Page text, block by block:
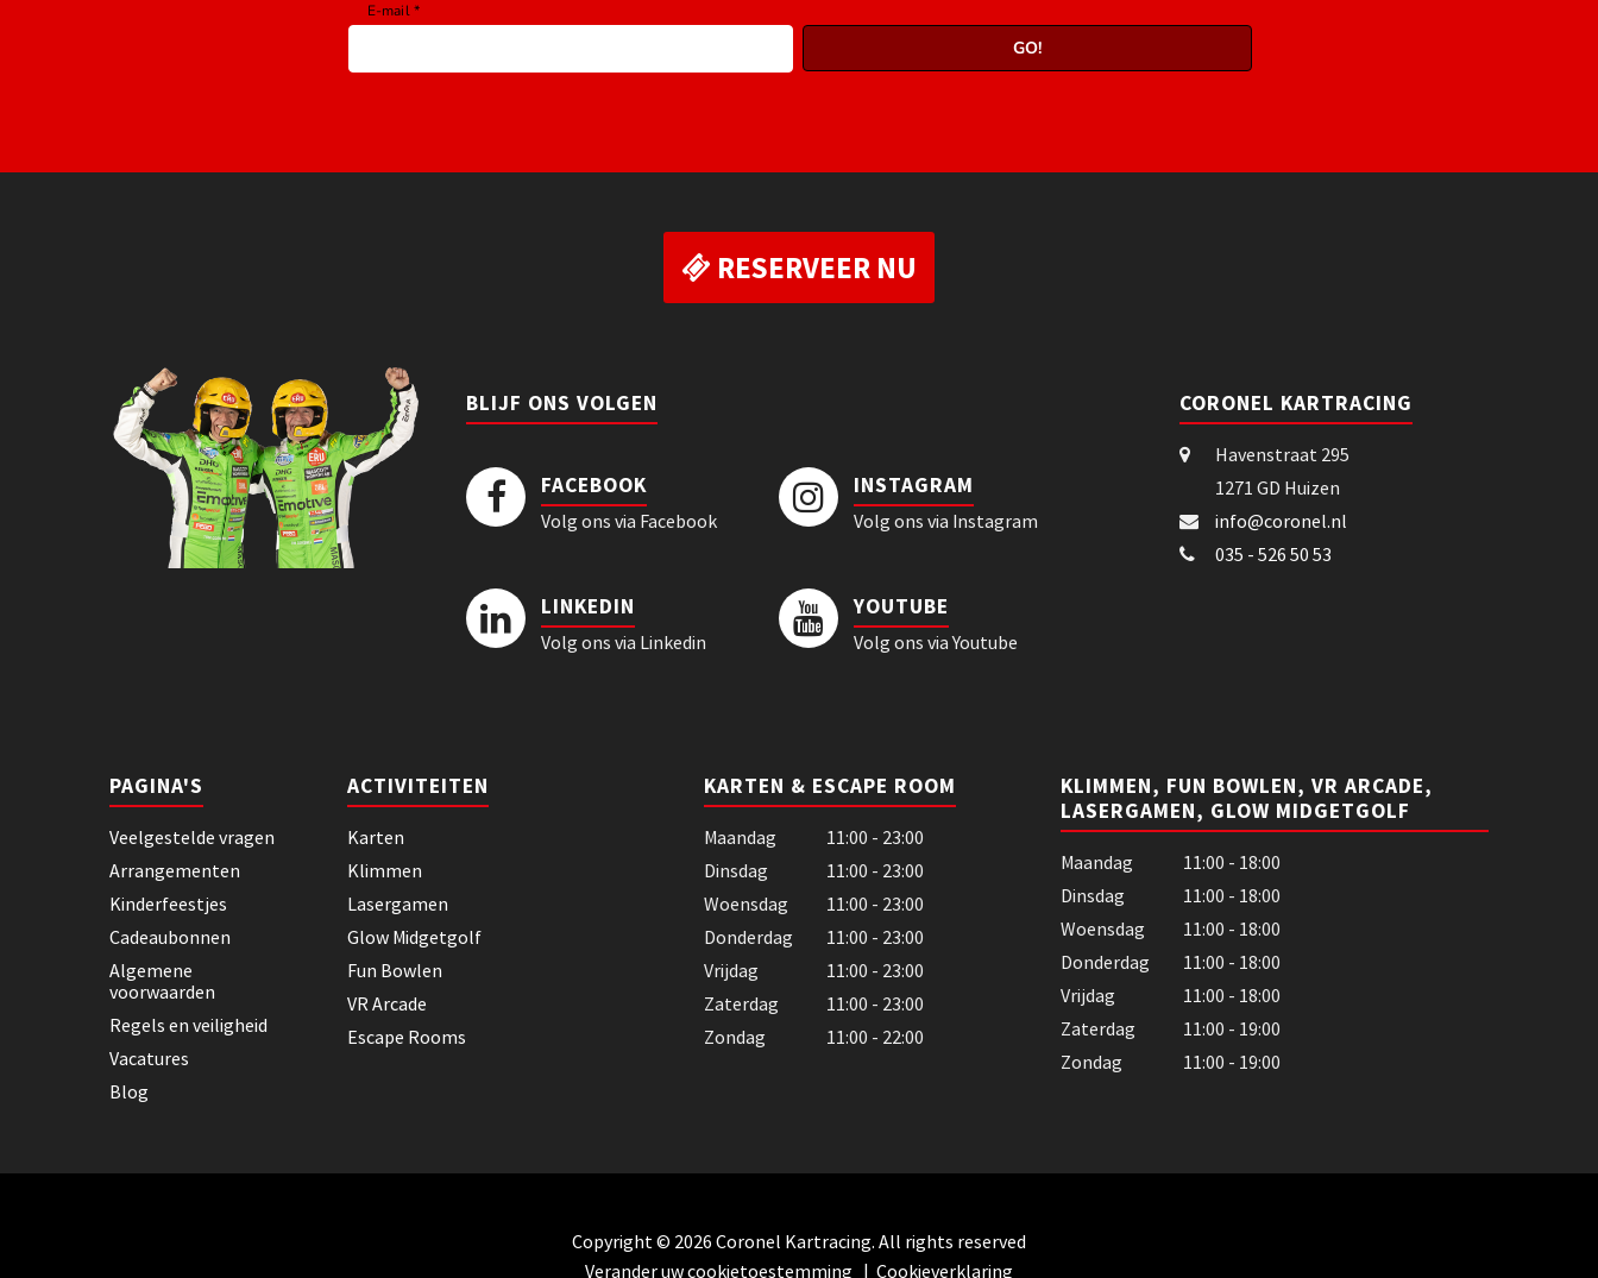
RESERVEER NU
BLIJF ONS VOLGEN
FACEBOOK
Volg ons via Facebook
INSTAGRAM
Volg ons via Instagram
LINKEDIN
Volg ons via Linkedin
YOUTUBE
Volg ons via Youtube
CORONEL KARTRACING
Havenstraat 295
1271 GD Huizen
info@coronel.nl
035 - 526 50 53
PAGINA'S
Veelgestelde vragen
Arrangementen
Kinderfeestjes
Cadeaubonnen
Algemene
voorwaarden
Regels en veiligheid
Vacatures
Blog
ACTIVITEITEN
Karten
Klimmen
Lasergamen
Glow Midgetgolf
Fun Bowlen
VR Arcade
Escape Rooms
KARTEN & ESCAPE ROOM
Maandag
11:00 - 23:00
Dinsdag
11:00 - 23:00
Woensdag
11:00 - 23:00
Donderdag
11:00 - 23:00
Vrijdag
11:00 - 23:00
Zaterdag
11:00 - 23:00
Zondag
11:00 - 22:00
KLIMMEN, FUN BOWLEN, VR ARCADE,
LASERGAMEN, GLOW MIDGETGOLF
Maandag
11:00 - 18:00
Dinsdag
11:00 - 18:00
Woensdag
11:00 - 18:00
Donderdag
11:00 - 18:00
Vrijdag
11:00 - 18:00
Zaterdag
11:00 - 19:00
Zondag
11:00 - 19:00
Copyright © 2026 Coronel Kartracing. All rights reserved
Verander uw cookietoestemming | Cookieverklaring